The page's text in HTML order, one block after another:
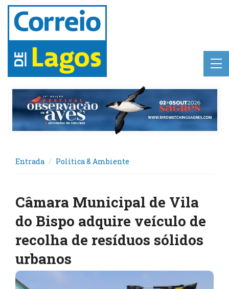
Entrada Política & Ambiente
Câmara Municipal de Vila
do Bispo adquire veículo de
recolha de resíduos sólidos
urbanos